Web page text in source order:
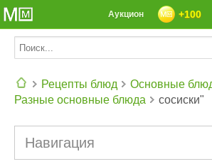
+100
Аукцион
Рецепты блюд
Основные
Разные основные блюда
сосиски"
Навигация